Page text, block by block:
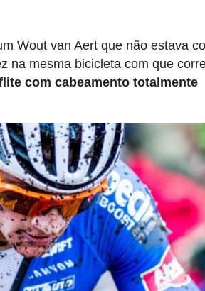
Wout van Aert que não estava
na mesma bicicleta com que
com cabeamento totalmente